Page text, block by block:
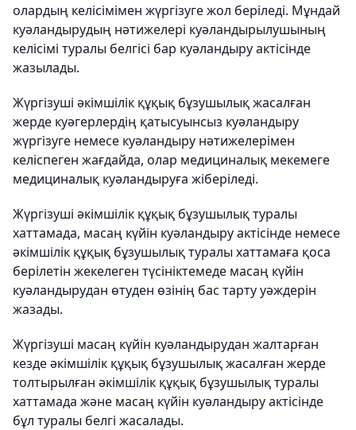
олардың келiсiмiмен жүргiзуге жол берiледi. Мұндай
куәландырудың нәтижелерi куәландырылушының
келiсiмi туралы белгiсi бар куәландыру актісiнде
жазылады.
Жүргізуші әкiмшілiк құқық бұзушылық жасалған
жерде куәгерлердiң қатысуынсыз куәландыру
жүргізуге немесе куәландыру нәтижелерiмен
келiспеген жағдайда, олар медициналық мекемеге
медициналық куәландыруға жiберiледi.
Жүргізуші әкiмшiлiк құқық бұзушылық туралы
хаттамада, масаң күйiн куәландыру актiсiнде немесе
әкiмшiлiк құқық бұзушылық туралы хаттамаға қоса
берiлетiн жекелеген түсiнiктемеде масаң күйiн
куәландырудан өтуден өзiнiң бас тарту уәждерiн
жазады.
Жүргізуші масаң күйiн куәландырудан жалтарған
кезде әкiмшiлiк құқық бұзушылық жасалған жерде
толтырылған әкiмшiлiк құқық бұзушылық туралы
хаттамада және масаң күйiн куәландыру актiсiнде
бұл туралы белгi жасалады.